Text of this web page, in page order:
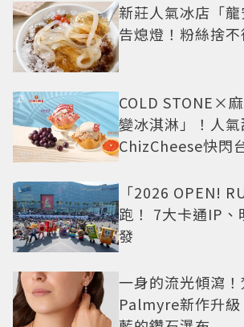
新莊人氣冰店「
告熄燈！粉絲捨
COLD STONE×
變冰淇淋」！人氣
ChizCheese快閃
「2026 OPEN!
跑！ 7大卡通IP、
發
一身的流光傾瀉
Palmyre新作升